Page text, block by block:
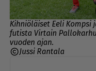
Kihniöläiset Eeli Kompsi
futista Virtain
vuoden ajan.
Jussi Rantala